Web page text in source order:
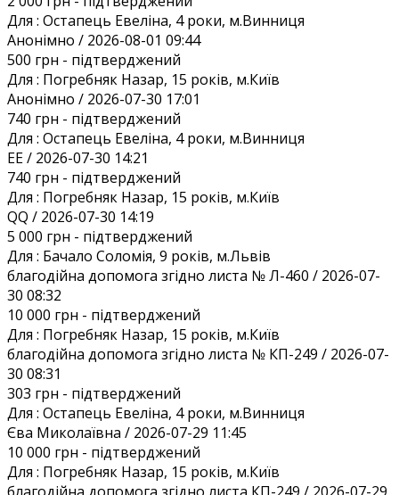
Для : Остапець Евеліна, 4 роки, м.Винниця
Анонiмно / 2026-08-01 09:44
500 грн - підтверджений
Для : Погребняк Назар, 15 років, м.Київ
Анонiмно / 2026-07-30 17:01
740 грн - підтверджений
Для : Остапець Евеліна, 4 роки, м.Винниця
EE / 2026-07-30 14:21
740 грн - підтверджений
Для : Погребняк Назар, 15 років, м.Київ
QQ / 2026-07-30 14:19
5 000 грн - підтверджений
Для : Бачало Соломія, 9 років, м.Львів
благодійна допомога згідно листа № Л-460 / 2026-07-
30 08:32
10 000 грн - підтверджений
Для : Погребняк Назар, 15 років, м.Київ
благодійна допомога згідно листа № КП-249 / 2026-07-
30 08:31
303 грн - підтверджений
Для : Остапець Евеліна, 4 роки, м.Винниця
Єва Миколаївна / 2026-07-29 11:45
10 000 грн - підтверджений
Для : Погребняк Назар, 15 років, м.Київ